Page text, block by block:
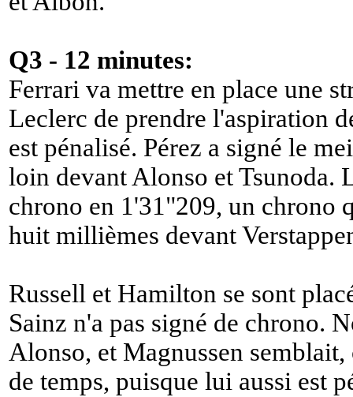
Q3 - 12 minutes:
Ferrari va mettre en place une
Leclerc de prendre l'aspiration
est pénalisé. Pérez a signé le
loin devant Alonso et Tsunoda.
chrono en 1'31"209, un chrono
huit millièmes devant
Russell et Hamilton se sont
Sainz n'a pas signé de chrono.
Alonso, et Magnussen
de temps, puisque lui aussi est